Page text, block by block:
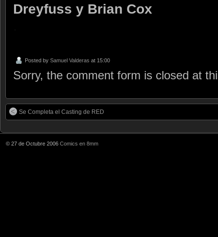
Dreyfuss y Brian Cox
Posted by Samuel Valderas at 15:00
Sorry, the comment form is closed at
Se Completa el Casting de RED
© 27 de Octubre 2006 Comics en 8mm